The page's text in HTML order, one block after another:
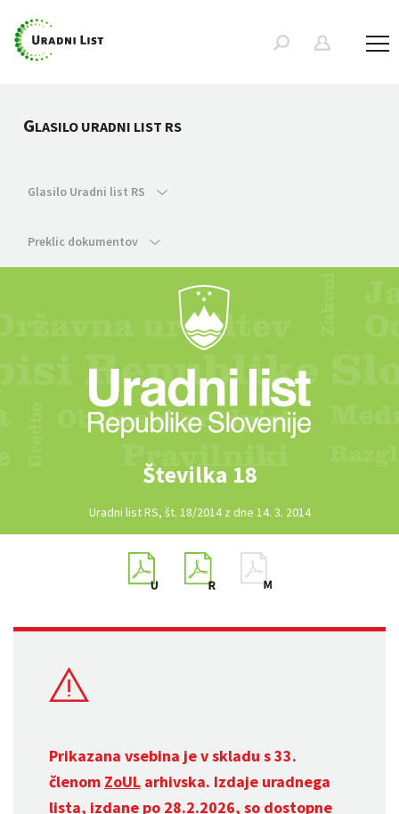
GLASILO URADNI LIST RS
Glasilo Uradni list RS
Preklic dokumentov
Številka 18
Uradni list RS, št. 18/2014 z dne 14. 3. 2014
Prikazana vsebina je v skladu s 33.
členom ZoUL arhivska. Izdaje uradnega
lista, izdane po 28.2.2026, so dostopne